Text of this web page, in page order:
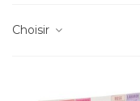
Choisir